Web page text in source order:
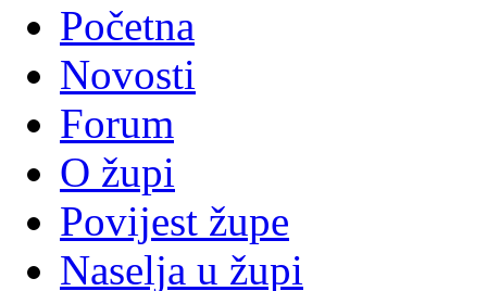
Početna
Novosti
Forum
O župi
Povijest župe
Naselja u župi